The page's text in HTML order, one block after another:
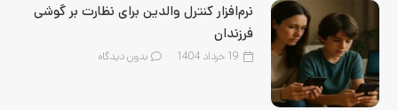
نرم‌افزار کنترل والدین برای نظارت بر گوشی
فرزندان
19 خرداد 1404 بدون دیدگاه